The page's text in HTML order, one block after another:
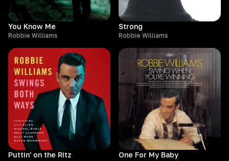
You Know Me
Robbie Williams
Strong
Robbie Williams
Puttin' on the Ritz One For My Baby